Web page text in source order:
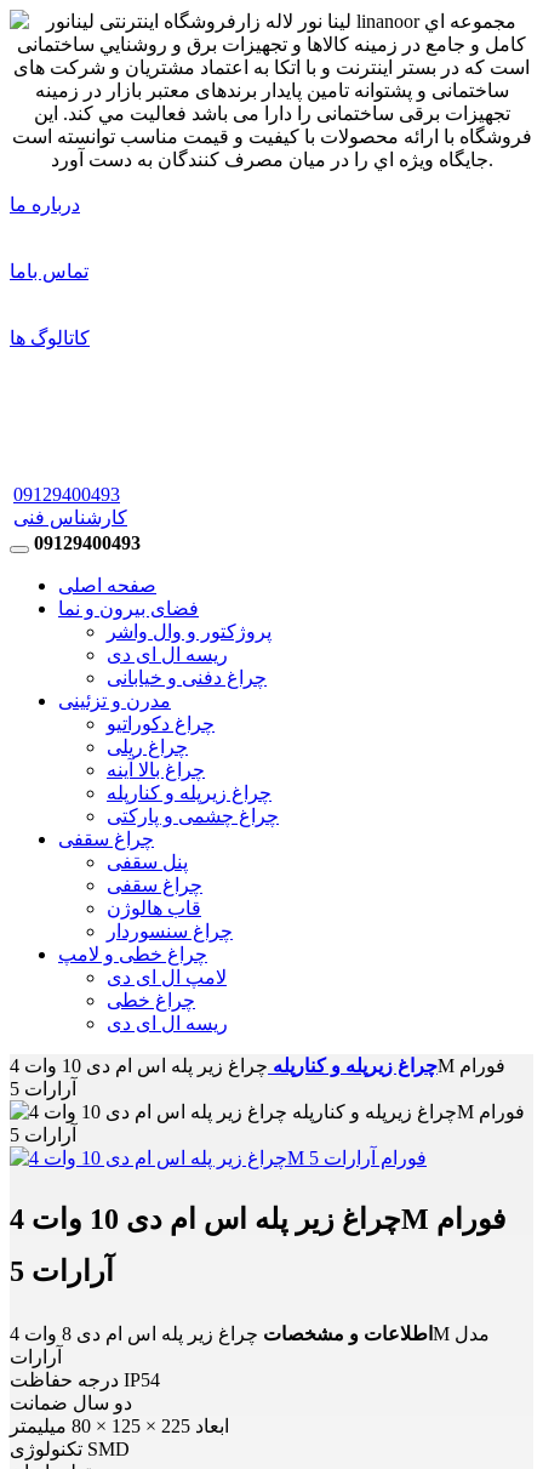
درباره ما
تماس باما
کاتالوگ ها
09129400493
کارشناس فنی
09129400493
صفحه اصلی
فضای بیرون و نما
پروژکتور و وال واشر
ریسه ال ای دی
چراغ دفنی و خیابانی
مدرن و تزئینی
چراغ دکوراتیو
چراغ ریلی
چراغ بالا آینه
چراغ زیرپله و کنارپله
چراغ چشمی و پارکتی
چراغ سقفی
پنل سقفی
چراغ سقفی
قاب هالوژن
چراغ سنسوردار
چراغ خطی و لامپ
لامپ ال ای دی
چراغ خطی
ریسه ال ای دی
چراغ زیرپله و کنارپله
چراغ زیر پله اس ام دی 10 وات 4M فورام
آرارات 5
چراغ زیر پله اس ام دی 10 وات 4M فورام
آرارات 5
اطلاعات و مشخصات
چراغ زیر پله اس ام دی 8 وات 4M مدل
آرارات
درجه حفاظت IP54
دو سال ضمانت
ابعاد 225 × 125 × 80 میلیمتر
تکنولوژی SMD